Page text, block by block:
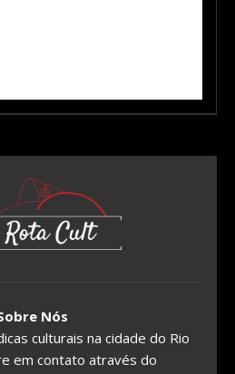
Nós
culturais na cidade do Rio
em contato através do